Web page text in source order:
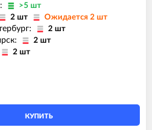
>5 шт
2 шт Ожидается 2 шт
2 шт
2 шт
2 шт
КУПИТЬ